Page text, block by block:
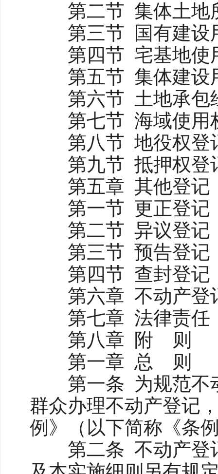
第二节 集体土地
第三节 国有建设
第四节 宅基地使
第五节 集体建设用
第六节 土地承包
第七节 海域使用
第八节 地役权登
第九节 抵押权登
第五章 其他登记
第一节 更正登记
第二节 异议登记
第三节 预告登记
第四节 查封登记
第六章 不动产登
第七章 法律责任
第八章 附
第一章 总 则
第一条 为规范不动
群众办理不动产登记
例》（以下简称《条
第二条 不动产登记